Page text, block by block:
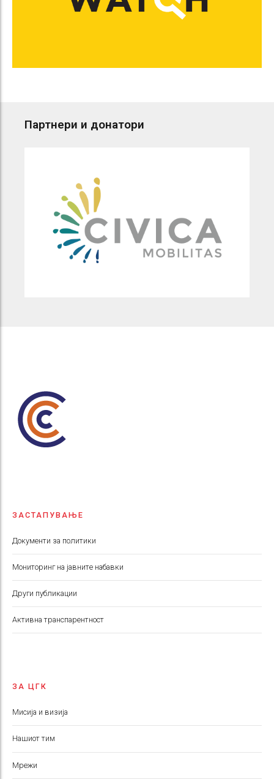
Партнери и донатори
ЗАСТАПУВАЊЕ
Документи за политики
Мониторинг на јавните набавки
Други публикации
Aктивна транспарентност
ЗА ЦГК
Мисија и визија
Нашиот тим
Мрежи